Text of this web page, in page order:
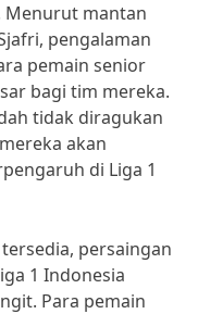
Menurut mantan
pengalaman
pemain senior
bagi tim mereka.
tidak diragukan
akan
di Liga 1
persaingan
1 Indonesia
Para pemain